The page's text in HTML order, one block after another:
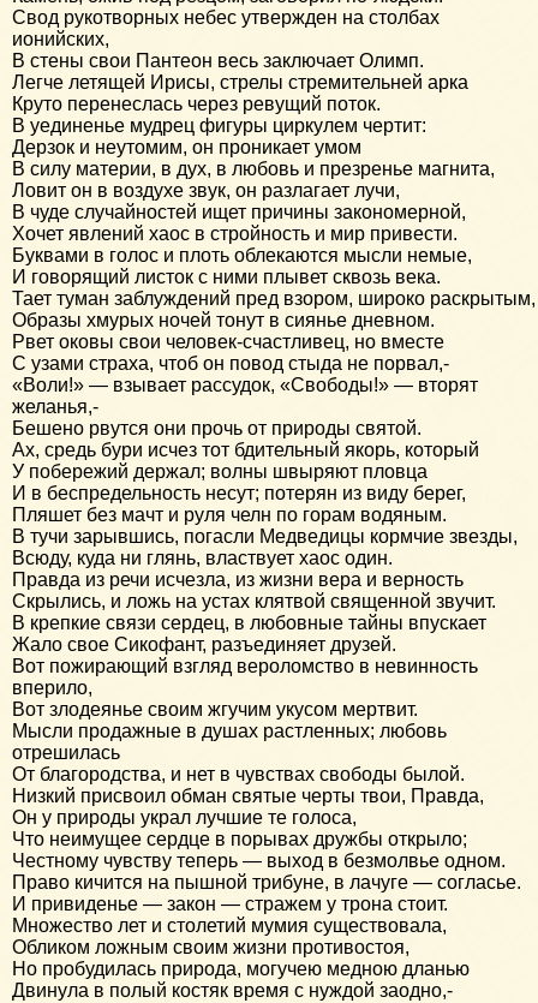
Свод рукотворных небес утвержден на столбах
ионийских,
В стены свои Пантеон весь заключает Олимп.
Легче летящей Ирисы, стрелы стремительней арка
Круто перенеслась через ревущий поток.
В уединенье мудрец фигуры циркулем чертит:
Дерзок и неутомим, он проникает умом
В силу материи, в дух, в любовь и презренье магнита,
Ловит он в воздухе звук, он разлагает лучи,
В чуде случайностей ищет причины закономерной,
Хочет явлений хаос в стройность и мир привести.
Буквами в голос и плоть облекаются мысли немые,
И говорящий листок с ними плывет сквозь века.
Тает туман заблуждений пред взором, широко раскрытым,
Образы хмурых ночей тонут в сиянье дневном.
Рвет оковы свои человек-счастливец, но вместе
С узами страха, чтоб он повод стыда не порвал,-
«Воли!» — взывает рассудок, «Свободы!» — вторят
желанья,-
Бешено рвутся они прочь от природы святой.
Ах, средь бури исчез тот бдительный якорь, который
У побережий держал; волны швыряют пловца
И в беспредельность несут; потерян из виду берег,
Пляшет без мачт и руля челн по горам водяным.
В тучи зарывшись, погасли Медведицы кормчие звезды,
Всюду, куда ни глянь, властвует хаос один.
Правда из речи исчезла, из жизни вера и верность
Скрылись, и ложь на устах клятвой священной звучит.
В крепкие связи сердец, в любовные тайны впускает
Жало свое Сикофант, разъединяет друзей.
Вот пожирающий взгляд вероломство в невинность
вперило,
Вот злодеянье своим жгучим укусом мертвит.
Мысли продажные в душах растленных; любовь
отрешилась
От благородства, и нет в чувствах свободы былой.
Низкий присвоил обман святые черты твои, Правда,
Он у природы украл лучшие те голоса,
Что неимущее сердце в порывах дружбы открыло;
Честному чувству теперь — выход в безмолвье одном.
Право кичится на пышной трибуне, в лачуге — согласье.
И привиденье — закон — стражем у трона стоит.
Множество лет и столетий мумия существовала,
Обликом ложным своим жизни противостоя,
Но пробудилась природа, могучею медною дланью
Двинула в полый костяк время с нуждой заодно,-